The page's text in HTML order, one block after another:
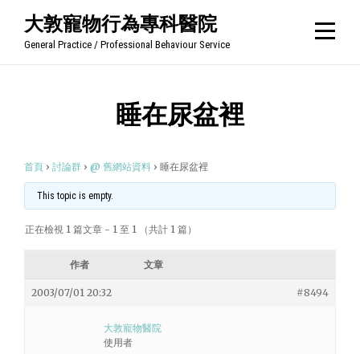
大敦寵物行為專科醫院
General Practice / Professional Behaviour Service
睡在尿盆裡
首頁 › 討論群 › @ 舊網站資料 › 睡在尿盆裡
This topic is empty.
正在檢視 1 篇文章 - 1 至 1 （共計 1 篇）
作者 文章
2003/07/01 20:32 #8494
大敦寵物醫院
使用者